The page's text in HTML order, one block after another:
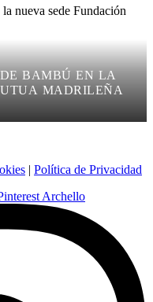
BAMBÚ EN LA
MADRILEÑA
| Política de Privacidad
Archello